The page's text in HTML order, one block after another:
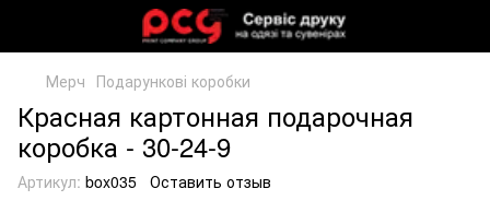
Мерч Подарункові коробки
Красная картонная подарочная
коробка - 30-24-9
Артикул: box035 Оставить отзыв